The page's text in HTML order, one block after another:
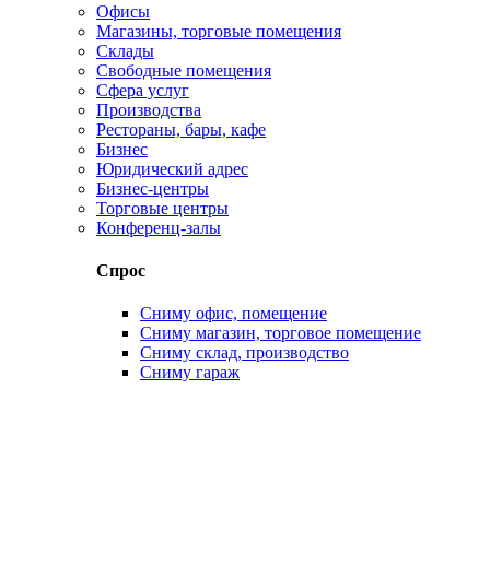
Офисы
Магазины, торговые помещения
Склады
Свободные помещения
Сфера услуг
Производства
Рестораны, бары, кафе
Бизнес
Юридический адрес
Бизнес-центры
Торговые центры
Конференц-залы
Спрос
Сниму офис, помещение
Сниму магазин, торговое помещение
Сниму склад, производство
Сниму гараж